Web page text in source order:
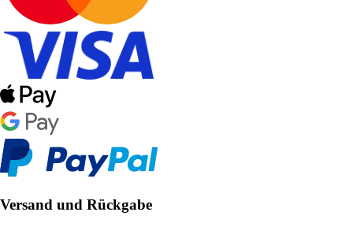
Versand und Rückgabe